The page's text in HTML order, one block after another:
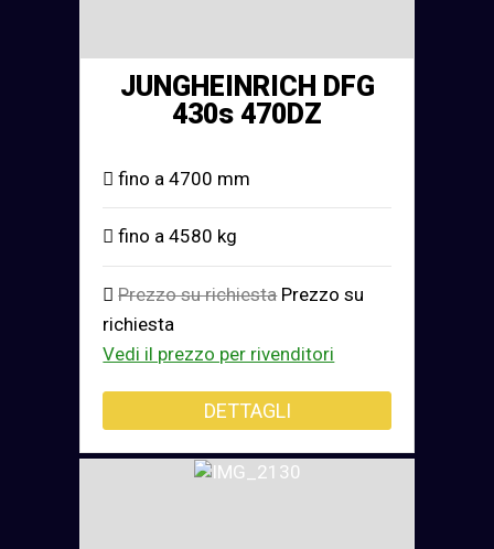
JUNGHEINRICH DFG
430s 470DZ
fino a 4700 mm
fino a 4580 kg
Prezzo su richiesta Prezzo su
richiesta
Vedi il prezzo per rivenditori
DETTAGLI